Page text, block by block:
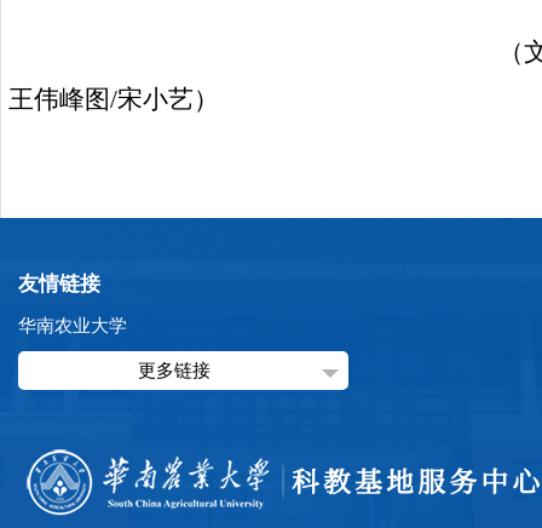
（
王伟峰图/宋小艺）
友情链接
华南农业大学
更多链接